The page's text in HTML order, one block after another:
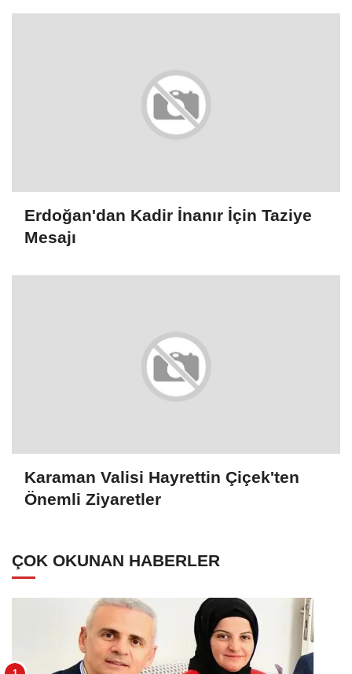
Erdoğan'dan Kadir İnanır İçin Taziye
Mesajı
Karaman Valisi Hayrettin Çiçek'ten
Önemli Ziyaretler
ÇOK OKUNAN HABERLER